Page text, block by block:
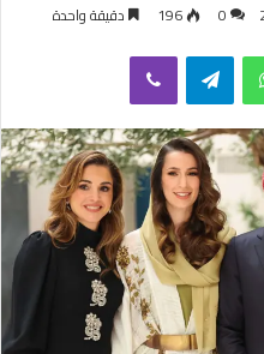
0
196 دقيقة واحدة
واتساب تيلقرام